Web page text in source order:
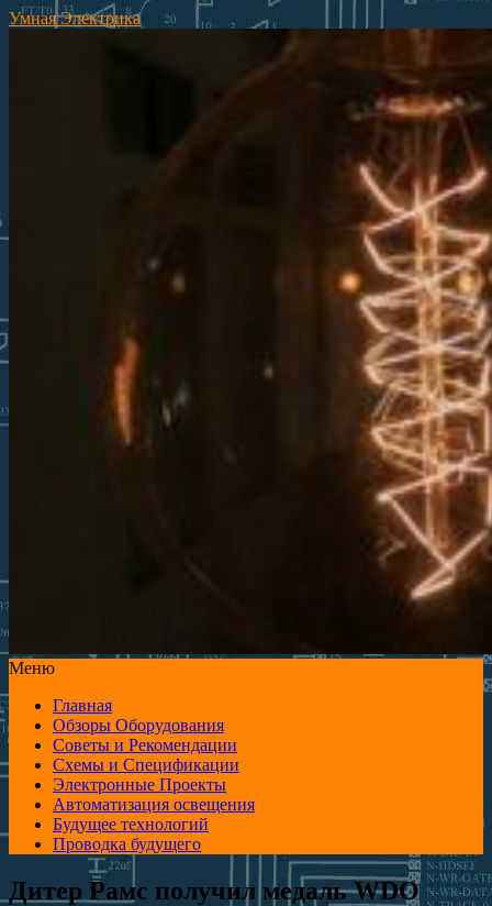
Умная Электрика
Меню
Главная
Обзоры Оборудования
Советы и Рекомендации
Схемы и Спецификации
Электронные Проекты
Автоматизация освещения
Будущее технологий
Проводка будущего
Дитер Рамс получил медаль WDO